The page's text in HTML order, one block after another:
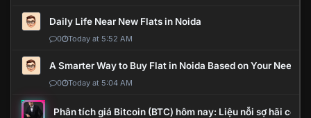
Daily Life Near New Flats in Noida
0 Today at 5:52 AM
A Smarter Way to Buy Flat in Noida Based on Your Needs
0 Today at 5:04 AM
Phân tích giá Bitcoin (BTC) hôm nay: Liệu nỗi sợ hãi có